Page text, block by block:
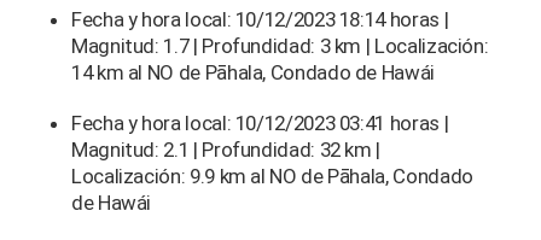
Fecha y hora local: 10/12/2023 18:14 horas |
Magnitud: 1.7 | Profundidad: 3 km | Localización:
14 km al NO de Pāhala, Condado de Hawái
Fecha y hora local: 10/12/2023 03:41 horas |
Magnitud: 2.1 | Profundidad: 32 km |
Localización: 9.9 km al NO de Pāhala, Condado
de Hawái